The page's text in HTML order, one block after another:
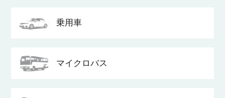
乗用車
マイクロバス